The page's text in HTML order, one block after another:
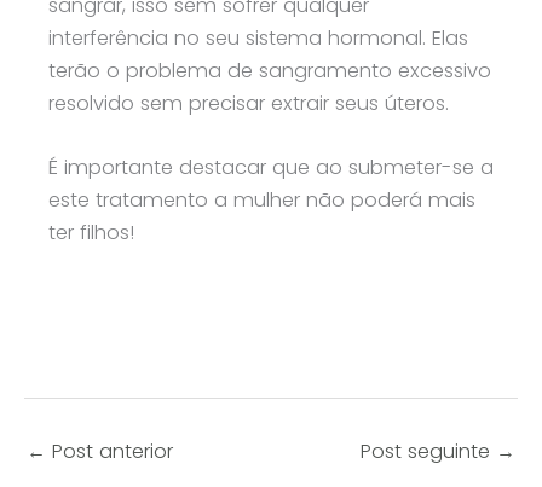
interferência no seu sistema hormonal. Elas
terão o problema de sangramento excessivo
resolvido sem precisar extrair seus úteros.
É importante destacar que ao submeter-se a
este tratamento a mulher não poderá mais
ter filhos!
← Post anterior Post seguinte →